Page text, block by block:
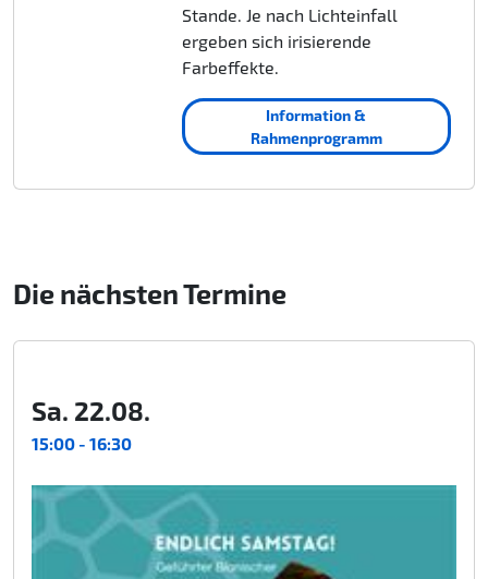
Stande. Je nach Lichteinfall
ergeben sich irisierende
Farbeffekte.
Information &
Rahmenprogramm
Die nächsten Termine
Sa. 22.08.
15:00 - 16:30